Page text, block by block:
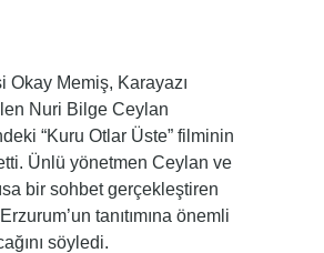
Okay Memiş, Karayazı
Nuri Bilge Ceylan
“Kuru Otlar Üste” filminin
Ünlü yönetmen Ceylan ve
bir sohbet gerçekleştiren
tanıtımına önemli
söyledi.